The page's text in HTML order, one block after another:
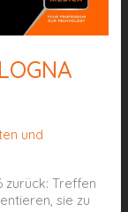
und
zurück: Treffen
sie zu